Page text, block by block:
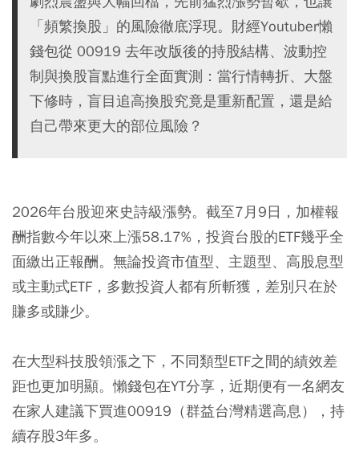
「頻繁換股」的風險徹底浮現。財經Youtuber懶
錢包從 00919 去年改版後的持股結構、波動控
制與換股盲點進行全面實測：當行情轉折、大盤
下修時，盲目追高換股究竟是重新配置，還是給
自己帶來更大的部位風險？
2026年台股迎來史詩級漲勢。截至7月9日，加權報
酬指數今年以來上漲58.17%，投資台股的ETF幾乎全
面繳出正報酬。無論投資市值型、主題型、高股息型
或主動式ETF，多數投資人都有所斬獲，差別只在於
賺多或賺少。
在大型科技股領漲之下，不同類型ETF之間的績效差
距也更加明顯。懶錢包在YT分享，近期便有一名網友
在家人建議下買進00919 （群益台灣精選高息），持
續存股3年多。